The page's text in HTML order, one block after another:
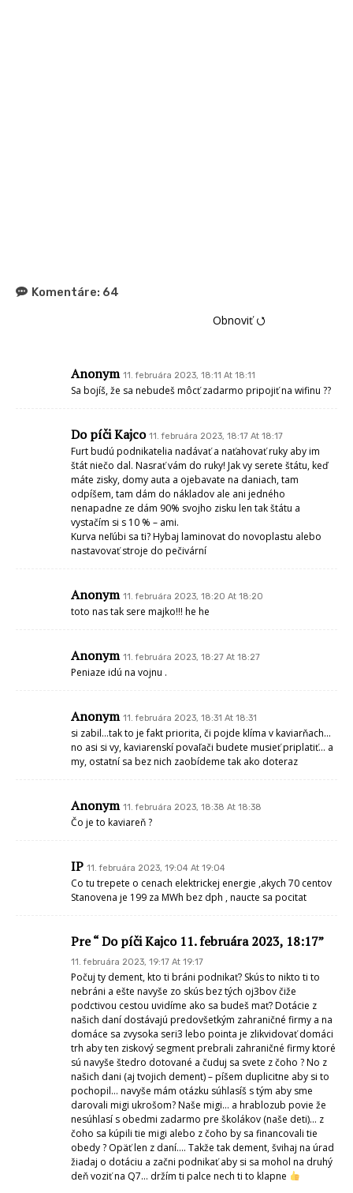
Komentáre: 64
Obnoviť ⭯
Anonym 11. februára 2023, 18:11 At 18:11
Sa bojíš, že sa nebudeš môcť zadarmo pripojiť na wifinu ??
Do píči Kajco 11. februára 2023, 18:17 At 18:17
Furt budú podnikatelia nadávať a naťahovať ruky aby im
štát niečo dal. Nasrať vám do ruky! Jak vy serete štátu, keď
máte zisky, domy auta a ojebavate na daniach, tam
odpíšem, tam dám do nákladov ale ani jedného
nenapadne ze dám 90% svojho zisku len tak štátu a
vystačím si s 10 % – ami.
Kurva neľúbi sa ti? Hybaj laminovat do novoplastu alebo
nastavovať stroje do pečivární
Anonym 11. februára 2023, 18:20 At 18:20
toto nas tak sere majko!!! he he
Anonym 11. februára 2023, 18:27 At 18:27
Peniaze idú na vojnu .
Anonym 11. februára 2023, 18:31 At 18:31
si zabil…tak to je fakt priorita, či pojde klíma v kaviarňach…
no asi si vy, kaviarenskí povaľači budete musieť priplatiť… a
my, ostatní sa bez nich zaobídeme tak ako doteraz
Anonym 11. februára 2023, 18:38 At 18:38
Čo je to kaviareň ?
IP 11. februára 2023, 19:04 At 19:04
Co tu trepete o cenach elektrickej energie ,akych 70 centov
Stanovena je 199 za MWh bez dph , naucte sa pocitat
Pre “ Do píči Kajco 11. februára 2023, 18:17”
11. februára 2023, 19:17 At 19:17
Počuj ty dement, kto ti bráni podnikať? Skús to nikto ti to
nebráni a ešte navyše zo skús bez tých oj3bov čiže
podctivou cestou uvidíme ako sa budeš mať? Dotácie z
našich daní dostávajú predovšetkým zahraničné firmy a na
domáce sa zvysoka seri3 lebo pointa je zlikvidovať domáci
trh aby ten ziskový segment prebrali zahraničné firmy ktoré
sú navyše štedro dotované a čuduj sa svete z čoho ? No z
našich dani (aj tvojich dement) – píšem duplicitne aby si to
pochopil… navyše mám otázku súhlasíš s tým aby sme
darovali migi ukrošom? Naše migi… a hrablozub povie že
nesúhlasí s obedmi zadarmo pre školákov (naše deti)… z
čoho sa kúpili tie migi alebo z čoho by sa financovali tie
obedy ? Opäť len z daní…. Takže tak dement, švihaj na úrad
žiadaj o dotáciu a začni podnikať aby si sa mohol na druhý
deň voziť na Q7… držím ti palce nech ti to klapne